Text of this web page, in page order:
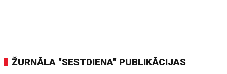
ŽURNĀLA "SESTDIENA" PUBLIKĀCIJAS